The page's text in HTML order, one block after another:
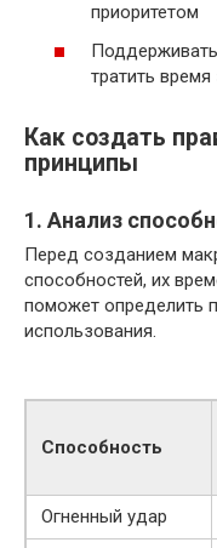
приоритетом
тратить время
Как создать
принципы
1. Анализ
Перед созданием
способностей, их
поможет определить
использования.
Способность
Огненный удар